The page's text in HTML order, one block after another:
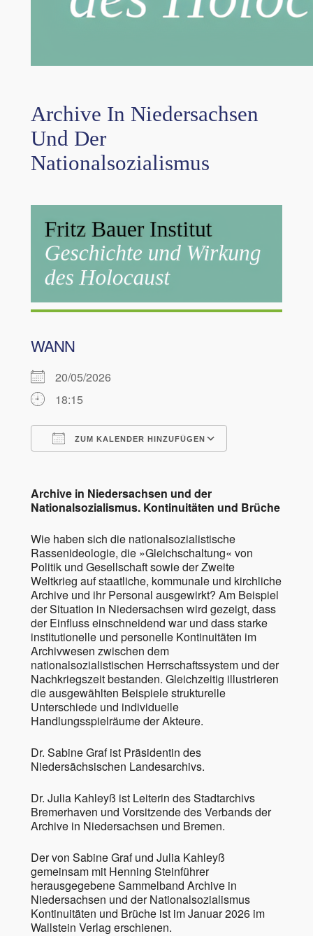
Archive In Niedersachsen
Und Der
Nationalsozialismus
WANN
20/05/2026
18:15
ZUM KALENDER HINZUFÜGEN
Archive in Niedersachsen und der
Nationalsozialismus. Kontinuitäten und Brüche
Wie haben sich die nationalsozialistische
Rassenideologie, die »Gleichschaltung« von
Politik und Gesellschaft sowie der Zweite
Weltkrieg auf staatliche, kommunale und kirchliche
Archive und ihr Personal ausgewirkt? Am Beispiel
der Situation in Niedersachsen wird gezeigt, dass
der Einfluss einschneidend war und dass starke
institutionelle und personelle Kontinuitäten im
Archivwesen zwischen dem
nationalsozialistischen Herrschaftssystem und der
Nachkriegszeit bestanden. Gleichzeitig illustrieren
die ausgewählten Beispiele strukturelle
Unterschiede und individuelle
Handlungsspielräume der Akteure.
Dr. Sabine Graf ist Präsidentin des
Niedersächsischen Landesarchivs.
Dr. Julia Kahleyß ist Leiterin des Stadtarchivs
Bremerhaven und Vorsitzende des Verbands der
Archive in Niedersachsen und Bremen.
Der von Sabine Graf und Julia Kahleyß
gemeinsam mit Henning Steinführer
herausgegebene Sammelband Archive in
Niedersachsen und der Nationalsozialismus
Kontinuitäten und Brüche ist im Januar 2026 im
Wallstein Verlag erschienen.